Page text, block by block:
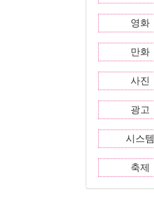
영화
만화
사진
광고
시스템
축제